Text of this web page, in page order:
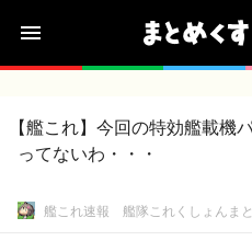
【艦これ】今回の特効艦載機
ってないわ・・・
艦これ速報 艦隊これくしょんま